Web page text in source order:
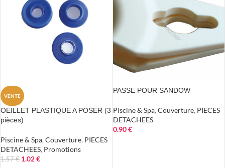
VENTE
OEILLET PLASTIQUE A POSER (3
pièces)
Piscine & Spa, Couverture, PIECES
DETACHEES, Promotions
1.57€ 1.02€
PASSE POUR SANDOW
Piscine & Spa, Couverture, PIECES
DETACHEES
0.90€